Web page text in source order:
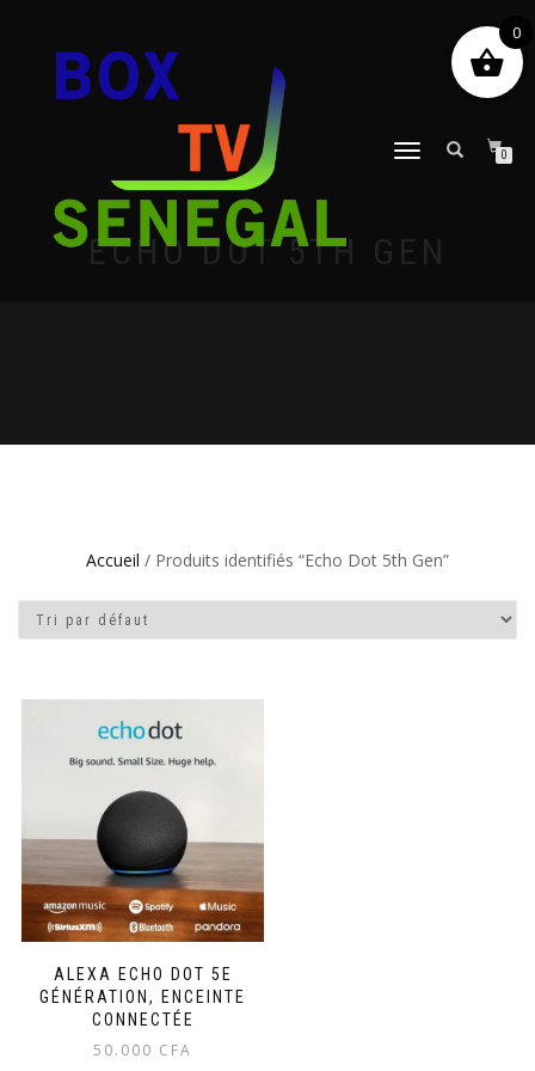
DÉPLIER
0
ECHO DOT 5TH GEN
Accueil / Produits identifiés “Echo Dot 5th Gen”
ALEXA ECHO DOT 5E
GÉNÉRATION, ENCEINTE
CONNECTÉE
50.000 CFA
0